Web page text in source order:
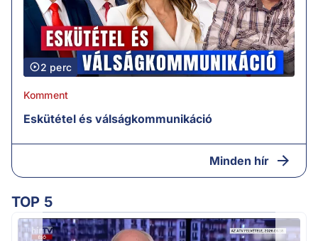
2 perc
Komment
Eskütétel és válságkommunikáció
Minden hír
TOP 5